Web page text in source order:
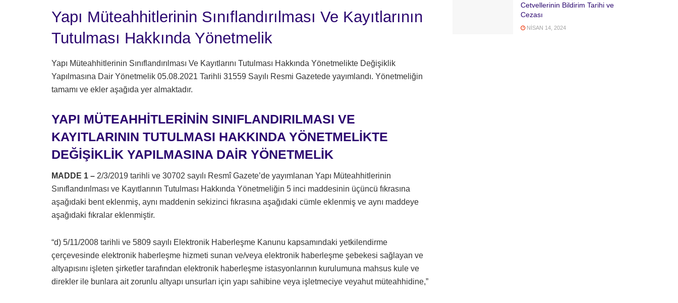
Yapı Müteahhitlerinin Sınıflandırılması Ve Kayıtlarının
Tutulması Hakkında Yönetmelik
Yapı Müteahhitlerinin Sınıflandırılması Ve Kayıtlarını Tutulması Hakkında Yönetmelikte Değişiklik
Yapılmasına Dair Yönetmelik 05.08.2021 Tarihli 31559 Sayılı Resmi Gazetede yayımlandı. Yönetmeliğin
tamamı ve ekler aşağıda yer almaktadır.
YAPI MÜTEAHHİTLERİNİN SINIFLANDIRILMASI VE
KAYITLARININ TUTULMASI HAKKINDA YÖNETMELİKTE
DEĞİŞİKLİK YAPILMASINA DAİR YÖNETMELİK
MADDE 1 – 2/3/2019 tarihli ve 30702 sayılı Resmî Gazete’de yayımlanan Yapı Müteahhitlerinin
Sınıflandırılması ve Kayıtlarının Tutulması Hakkında Yönetmeliğin 5 inci maddesinin üçüncü fıkrasına
aşağıdaki bent eklenmiş, aynı maddenin sekizinci fıkrasına aşağıdaki cümle eklenmiş ve aynı maddeye
aşağıdaki fıkralar eklenmiştir.
“d) 5/11/2008 tarihli ve 5809 sayılı Elektronik Haberleşme Kanunu kapsamındaki yetkilendirme
çerçevesinde elektronik haberleşme hizmeti sunan ve/veya elektronik haberleşme şebekesi sağlayan ve
altyapısını işleten şirketler tarafından elektronik haberleşme istasyonlarının kurulumuna mahsus kule ve
direkler ile bunlara ait zorunlu altyapı unsurları için yapı sahibine veya işletmeciye veyahut müteahhidine,”
Cetvellerinin Bildirim Tarihi ve
Cezası
NISAN 14, 2024